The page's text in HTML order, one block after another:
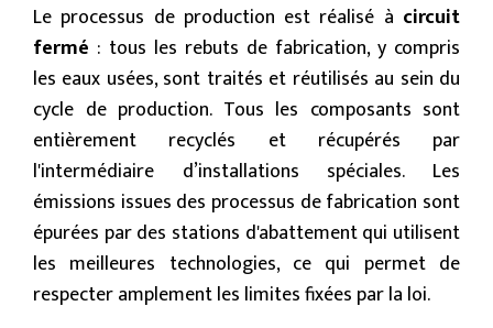
Le processus de production est réalisé à circuit
fermé : tous les rebuts de fabrication, y compris
les eaux usées, sont traités et réutilisés au sein du
cycle de production. Tous les composants sont
entièrement recyclés et récupérés par
l'intermédiaire d’installations spéciales. Les
émissions issues des processus de fabrication sont
épurées par des stations d'abattement qui utilisent
les meilleures technologies, ce qui permet de
respecter amplement les limites fixées par la loi.